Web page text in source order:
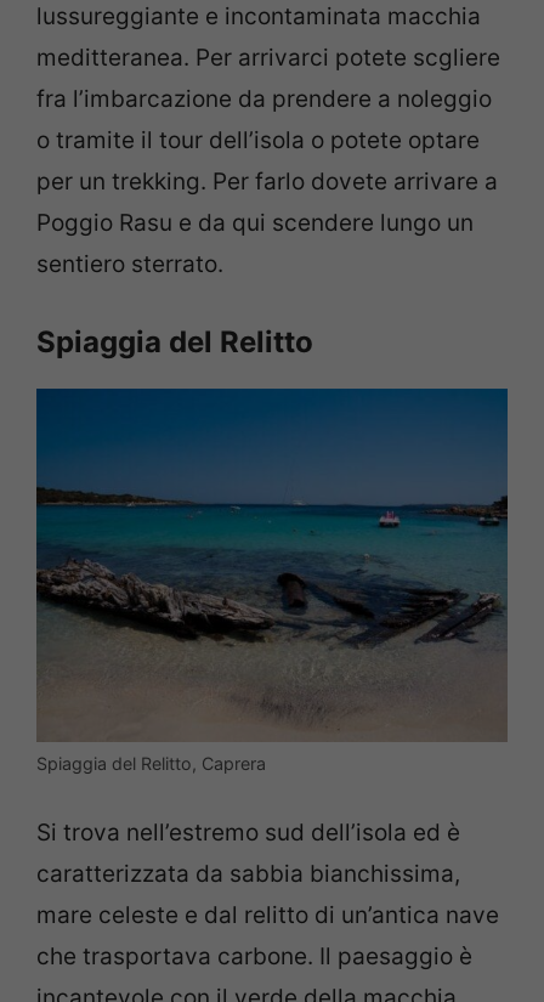
lussureggiante e incontaminata macchia
meditteranea. Per arrivarci potete scgliere
fra l’imbarcazione da prendere a noleggio
o tramite il tour dell’isola o potete optare
per un trekking. Per farlo dovete arrivare a
Poggio Rasu e da qui scendere lungo un
sentiero sterrato.
Spiaggia del Relitto
Spiaggia del Relitto, Caprera
Si trova nell’estremo sud dell’isola ed è
caratterizzata da sabbia bianchissima,
mare celeste e dal relitto di un’antica nave
che trasportava carbone. Il paesaggio è